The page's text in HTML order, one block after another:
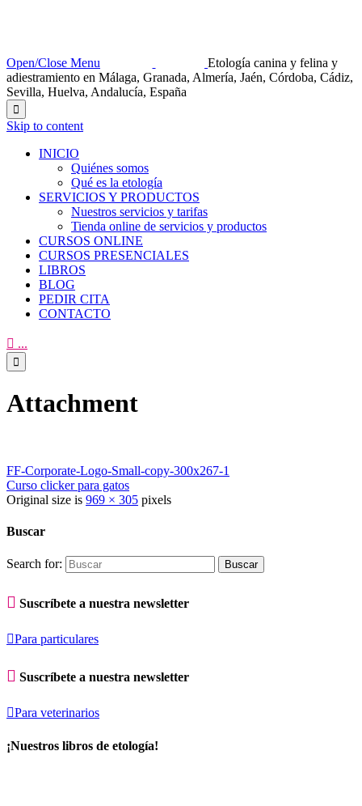
Open/Close Menu
Etología canina y felina y
adiestramiento en Málaga, Granada, Almería, Jaén, Córdoba, Cádiz,
Sevilla, Huelva, Andalucía, España

Skip to content
INICIO
Quiénes somos
Qué es la etología
SERVICIOS Y PRODUCTOS
Nuestros servicios y tarifas
Tienda online de servicios y productos
CURSOS ONLINE
CURSOS PRESENCIALES
LIBROS
BLOG
PEDIR CITA
CONTACTO
 ...

Attachment
FF-Corporate-Logo-Small-copy-300x267-1
Curso clicker para gatos
Original size is 969 × 305 pixels
Buscar
Search for:
 Suscríbete a nuestra newsletter
Para particulares
 Suscríbete a nuestra newsletter
Para veterinarios
¡Nuestros libros de etología!